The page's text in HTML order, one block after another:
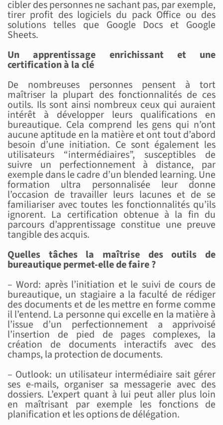
cibler des personnes ne sachant pas, par exemple,
tirer profit des logiciels du pack Office ou des
solutions telles que Google Docs et Google
Sheets.
Un apprentissage enrichissant et une
certification à la clé
De nombreuses personnes pensent à tort
maîtriser la plupart des fonctionnalités de ces
outils. Ils sont ainsi nombreux ceux qui auraient
intérêt à développer leurs qualifications en
bureautique. Cela comprend les gens qui n’ont
aucune aptitude en la matière et ont tout d’abord
besoin d’une initiation. Ce sont également les
utilisateurs “intermédiaires”, susceptibles de
suivre un perfectionnement à distance, par
exemple dans le cadre d’un blended learning. Une
formation ultra personnalisée leur donne
l’occasion de travailler leurs lacunes et de se
familiariser avec toutes les fonctionnalités qu’ils
ignorent. La certification obtenue à la fin du
parcours d’apprentissage constitue une preuve
tangible des acquis.
Quelles tâches la maîtrise des outils de
bureautique permet-elle de faire ?
– Word: après l’initiation et le suivi de cours de
bureautique, un stagiaire a la faculté de rédiger
des documents et de les mettre en forme comme
il l’entend. La personne qui excelle en la matière à
l’issue d’un perfectionnement a apprivoisé
l’insertion de pied de pages complexes, la
création de documents interactifs avec des
champs, la protection de documents.
– Outlook: un utilisateur intermédiaire sait gérer
ses e-mails, organiser sa messagerie avec des
dossiers. L’expert quant à lui peut aller plus loin
en maîtrisant par exemple les fonctions de
planification et les options de délégation.